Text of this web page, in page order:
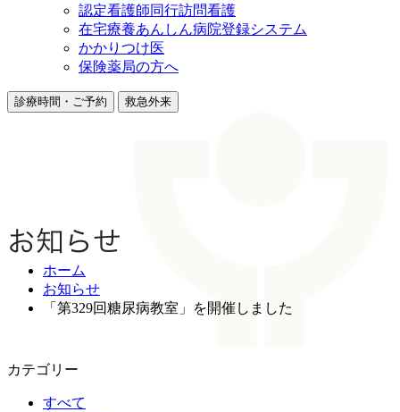
認定看護師同行訪問看護
在宅療養あんしん病院登録システム
かかりつけ医
保険薬局の方へ
診療時間・ご予約 救急外来
ホーム
お知らせ
「第329回糖尿病教室」を開催しました
お知らせ
カテゴリー
すべて